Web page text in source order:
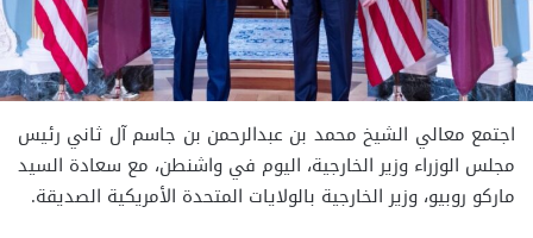
اجتمع معالي الشيخ محمد بن عبدالرحمن بن جاسم آل ثاني رئيس
مجلس الوزراء وزير الخارجية، اليوم في واشنطن، مع سعادة السيد
ماركو روبيو، وزير الخارجية بالولايات المتحدة الأمريكية الصديقة.